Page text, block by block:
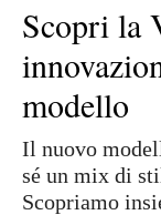
Scopri la
modello
Il nuovo
sé un mix di
Scopriamo